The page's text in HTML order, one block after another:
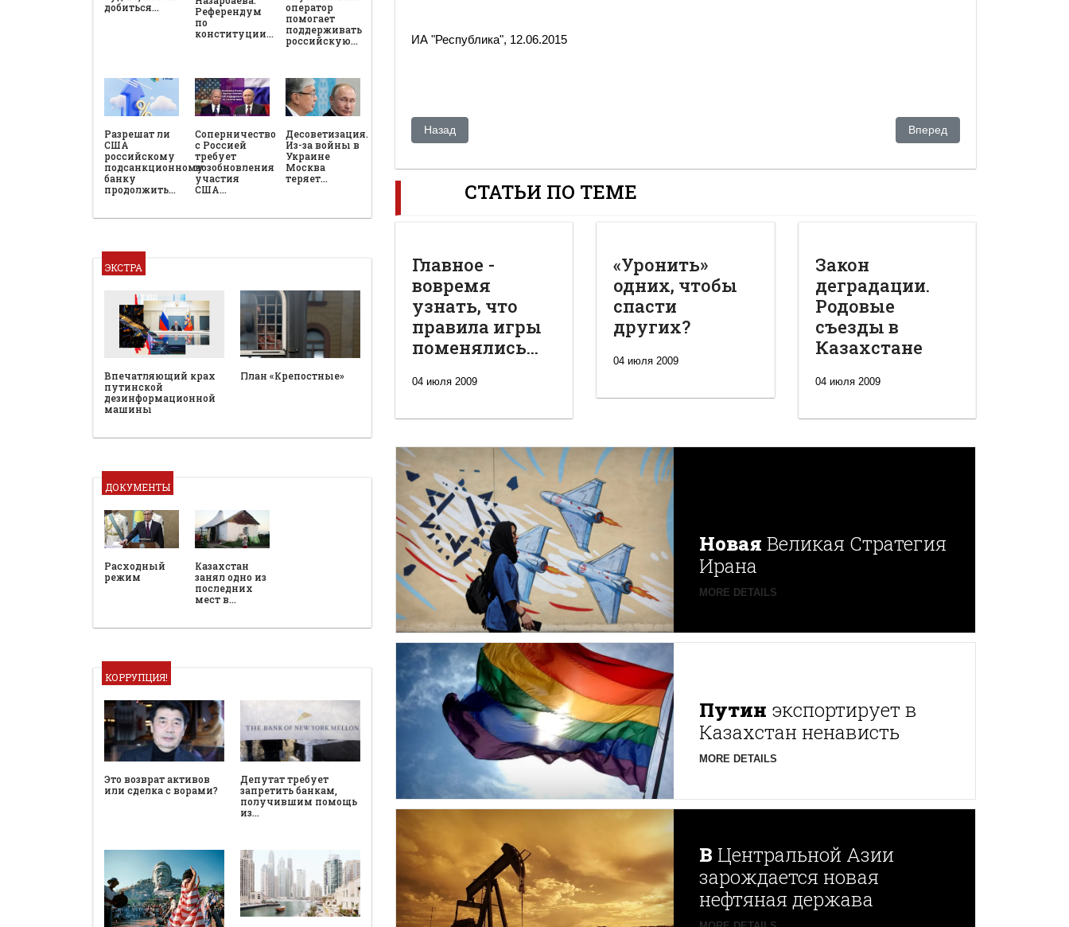
добиться…
Референдум
по
конституции…
оператор
помогает
поддерживать
российскую…
Разрешат ли
США
российскому
подсанкционному
банку
продолжить…
Соперничество
с Россией
требует
возобновления
участия
США…
Десоветизация.
Из-за войны в
Украине
Москва
теряет…
ЭКСТРА
Впечатляющий крах
путинской
дезинформационной
машины
План «Крепостные»
ДОКУМЕНТЫ
Расходный
режим
Казахстан
занял одно из
последних
мест в…
КОРРУПЦИЯ!
Это возврат активов
или сделка с ворами?
Депутат требует
запретить банкам,
получившим помощь
из…
ИА "Республика", 12.06.2015
Предыдущий: Казахстан и Россия используют вердикт Европейского суда для усиления цензуры
Назад Следующий: Der Spiegel:
Вперед
СТАТЬИ ПО ТЕМЕ
Главное -
вовремя
узнать, что
правила игры
поменялись...
04 июля 2009
«Уронить»
одних, чтобы
спасти
других?
04 июля 2009
Закон
деградации.
Родовые
съезды в
Казахстане
04 июля 2009
Новая Великая Стратегия
Ирана
MORE DETAILS
Путин экспортирует в
Казахстан ненависть
MORE DETAILS
В Центральной Азии
зарождается новая
нефтяная держава